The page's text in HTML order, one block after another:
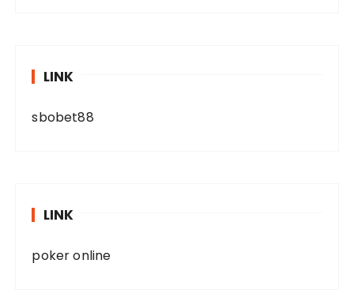
LINK
sbobet88
LINK
poker online